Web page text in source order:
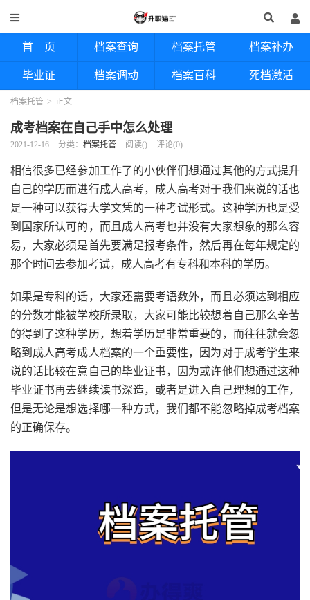
首 页 档案查询 档案托管 档案补办
毕业证 档案调动 档案百科 死档激活
档案托管 > 正文
成考档案在自己手中怎么处理
2021-12-16 分类： 档案托管 阅读() 评论(0)
相信很多已经参加工作了的小伙伴们想通过其他的方式提升
自己的学历而进行成人高考，成人高考对于我们来说的话也
是一种可以获得大学文凭的一种考试形式。这种学历也是受
到国家所认可的，而且成人高考也并没有大家想象的那么容
易，大家必须是首先要满足报考条件，然后再在每年规定的
那个时间去参加考试，成人高考有专科和本科的学历。
如果是专科的话，大家还需要考语数外，而且必须达到相应
的分数才能被学校所录取，大家可能比较想着自己那么辛苦
的得到了这种学历，想着学历是非常重要的，而往往就会忽
略到成人高考成人档案的一个重要性，因为对于成考学生来
说的话比较在意自己的毕业证书，因为或许他们想通过这种
毕业证书再去继续读书深造，或者是进入自己理想的工作，
但是无论是想选择哪一种方式，我们都不能忽略掉成考档案
的正确保存。